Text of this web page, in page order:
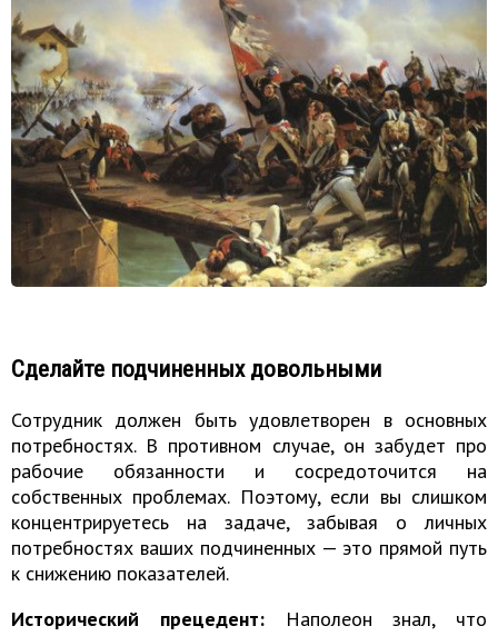
Сделайте подчиненных довольными
Сотрудник должен быть удовлетворен в основных
потребностях. В противном случае, он забудет про
рабочие обязанности и сосредоточится на
собственных проблемах. Поэтому, если вы слишком
концентрируетесь на задаче, забывая о личных
потребностях ваших подчиненных — это прямой путь
к снижению показателей.
Исторический прецедент:Наполеон знал, что